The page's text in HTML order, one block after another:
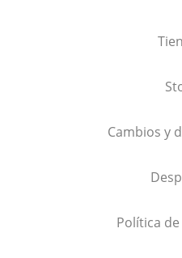
Cambios y
Política